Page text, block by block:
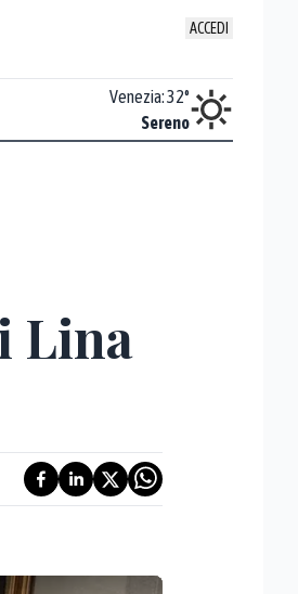
ACCEDI
Venezia:32°
Sereno
Lina